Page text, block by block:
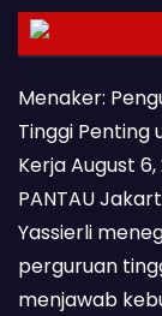
Menaker:
Tinggi Penting
KerjaAugust 6,
PANTAU
Yassierli
perguruan
menjawab